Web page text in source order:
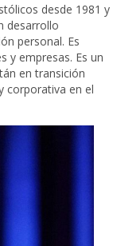
desde 1981 y
desarrollo
personal. Es
y empresas. Es un
en transición
corporativa en el